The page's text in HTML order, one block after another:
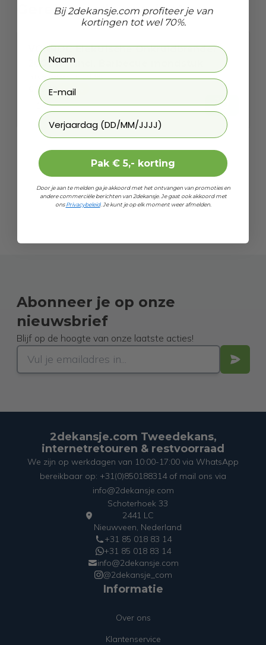
Gerelateerde producten
VONROC Elektrische Onkruidbrander -
2000W - Incl. Barbecue mondstuk
€ 29,95
€ 18,39
- 39%
Abonneer je op onze
nieuwsbrief
Blijf op de hoogte van onze laatste acties!
2dekansje.com Tweedekans,
internetretouren & restvoorraad
We zijn op werkdagen van 10:00-17:00 via WhatsApp
bereikbaar op: +31(0)850188314 of mail ons via
info@2dekansje.com
Schoterhoek 33
2441 LC
Nieuwveen, Nederland
+31 85 018 83 14
+31 85 018 83 14
info@2dekansje.com
@2dekansje_com
Informatie
Over ons
Klantenservice
Bij 2dekansje.com profiteer je van
kortingen tot wel 70%.
Laat ons weten wanneer je jarig bent
Pak € 5,- korting
Door je aan te melden ga je akkoord met het ontvangen van promoties en
andere commerciële berichten van 2dekansje. Je gaat ook akkoord met
onsPrivacybeleid. Je kunt je op elk moment weer afmelden.